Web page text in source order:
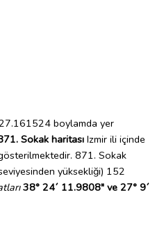
boylamda yer
Sokak haritası Izmir ili içinde
871. Sokak
yüksekliği) 152
38° 24´ 11.9808" ve 27° 9´